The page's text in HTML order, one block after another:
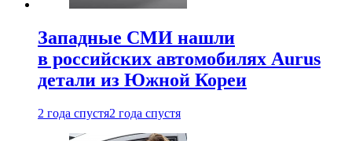
Западные СМИ нашли
в российских автомобилях Aurus
детали из Южной Кореи
2 года спустя2 года спустя